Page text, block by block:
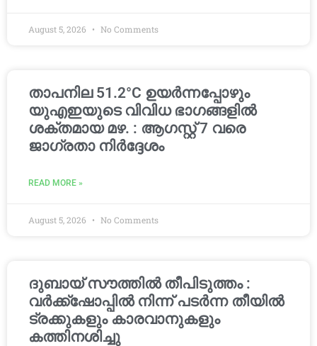
August 5, 2026 No Comments
താപനില 51.2°C ഉയർന്നപ്പോഴും
യുഎഇയുടെ വിവിധ ഭാഗങ്ങളിൽ
ശക്തമായ മഴ. : ആഗസ്റ്റ് 7 വരെ
ജാഗ്രതാ നിർദ്ദേശം
READ MORE »
August 5, 2026 No Comments
ദുബായ് സൗത്തിൽ തീപിടുത്തം :
വർക്ക്‌ഷോപ്പിൽ നിന്ന് പടർന്ന തീയിൽ
ട്രക്കുകളും കാരവാനുകളും
കത്തിനശിച്ചു